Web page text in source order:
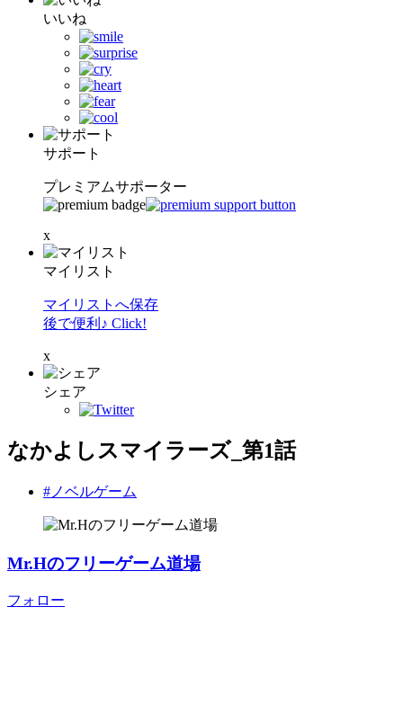
いいね
サポート
プレミアムサポーター
x
マイリスト
マイリストへ保存
後で便利♪ Click!
x
シェア
なかよしスマイラーズ_第1話
#ノベルゲーム
Mr.Hのフリーゲーム道場
フォロー